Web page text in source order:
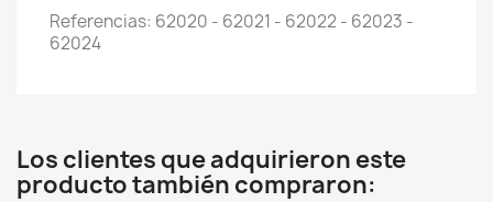
Referencias: 62020 - 62021 - 62022 - 62023 -
62024
Los clientes que adquirieron este
producto también compraron: